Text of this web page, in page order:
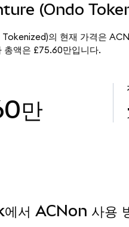
(Ondo
의 현재 가격은
총액은 £75.60만입니다.
만
서 ACNon 사용